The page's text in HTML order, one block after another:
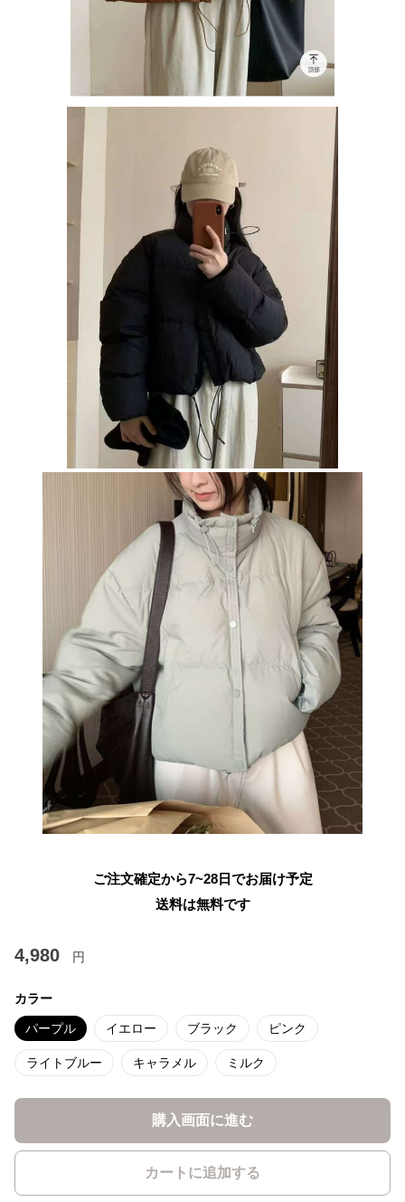
ご注文確定から7~28日でお届け予定
送料は無料です
4,980 円
カラー
パープル イエロー ブラック ピンク
ライトブルー キャラメル ミルク
購入画面に進む
カートに追加する